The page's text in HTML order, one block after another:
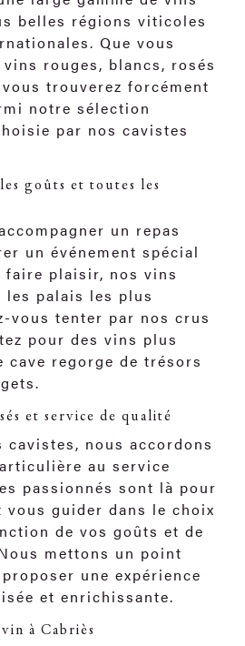
belles régions viticoles
Que vous
rouges, blancs, rosés
trouverez forcément
notre sélection
par nos cavistes
goûts et toutes les
un repas
un événement spécial
faire plaisir, nos vins
palais les plus
vous tenter par nos crus
pour des vins plus
cave regorge de trésors
et service de qualité
cavistes, nous accordons
au service
passionnés sont là pour
guider dans le choix
de vos goûts et de
mettons un point
une expérience
et enrichissante.
à Cabriès